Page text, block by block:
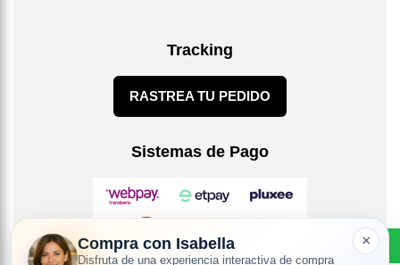
Tracking
RASTREA TU PEDIDO
Sistemas de Pago